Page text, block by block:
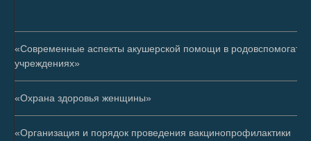
«Современные аспекты акушерской помощи в
учреждениях»
«Охрана здоровья женщины»
«Организация и порядок проведения вакцинопрофилактики